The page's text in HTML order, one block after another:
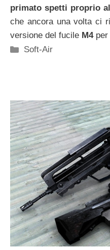
primato spetti proprio
che ancora una volta ci
versione del fucile M4per
Categorie
Soft-Air